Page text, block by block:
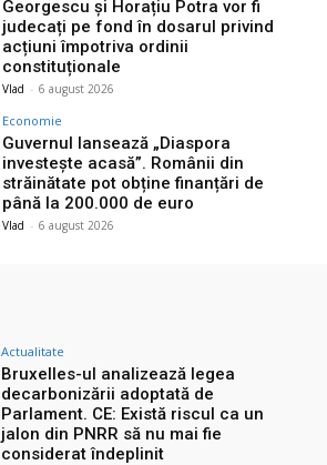
Georgescu și Horațiu Potra vor fi
judecați pe fond în dosarul privind
acțiuni împotriva ordinii
constituționale
Vlad - 6 august 2026
Economie
Guvernul lansează „Diaspora
investește acasă”. Românii din
străinătate pot obține finanțări de
până la 200.000 de euro
Vlad - 6 august 2026
Actualitate
Bruxelles-ul analizează legea
decarbonizării adoptată de
Parlament. CE: Există riscul ca un
jalon din PNRR să nu mai fie
considerat îndeplinit